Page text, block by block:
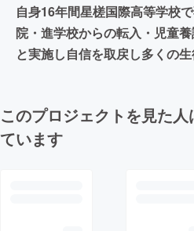
自身16年間星槎国際高等学校
院・進学校からの転入・児童
と実施し自信を取戻し多くの
このプロジェクトを見た
ています